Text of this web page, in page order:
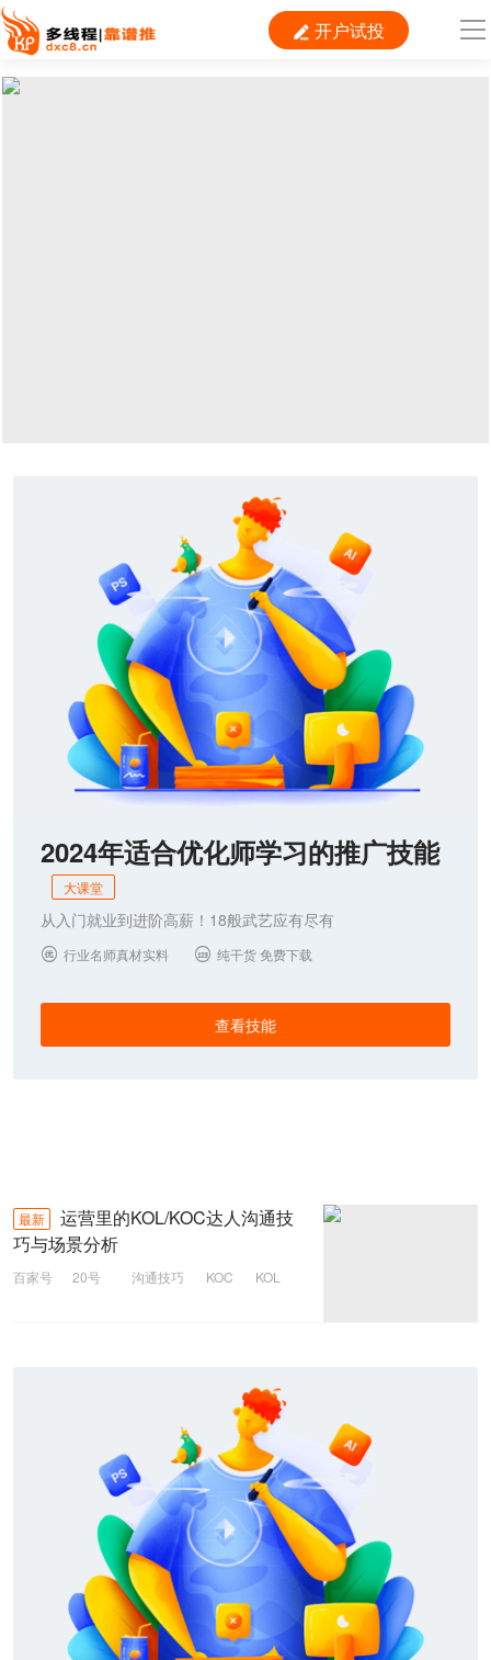
 开户试投
导
联系我们
2024年适合优化师学习的推广技能
大课堂
从入门就业到进阶高薪！18般武艺应有尽有
 行业名师真材实料  纯干货 免费下载
查看技能
最新
运营里的KOL/KOC达人沟通技
巧与场景分析
百家号 20号 沟通技巧 KOC
KOL